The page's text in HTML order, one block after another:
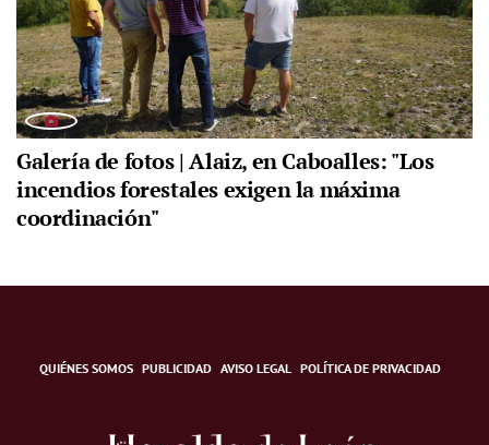
Galería de fotos | Alaiz, en Caboalles: "Los
incendios forestales exigen la máxima
coordinación"
QUIÉNES SOMOS PUBLICIDAD AVISO LEGAL POLÍTICA DE PRIVACIDAD